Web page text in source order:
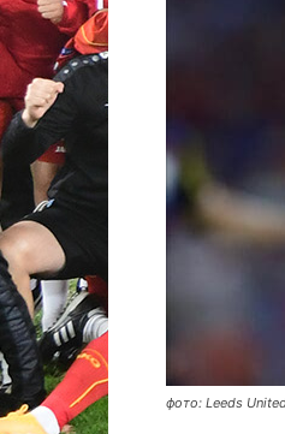
фото: Leeds